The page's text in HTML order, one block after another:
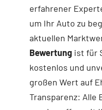
erfahrener
um Ihr Auto zu
aktuellen
Bewertungist für
kostenlos und
großen Wert auf
Transparenz: Alle